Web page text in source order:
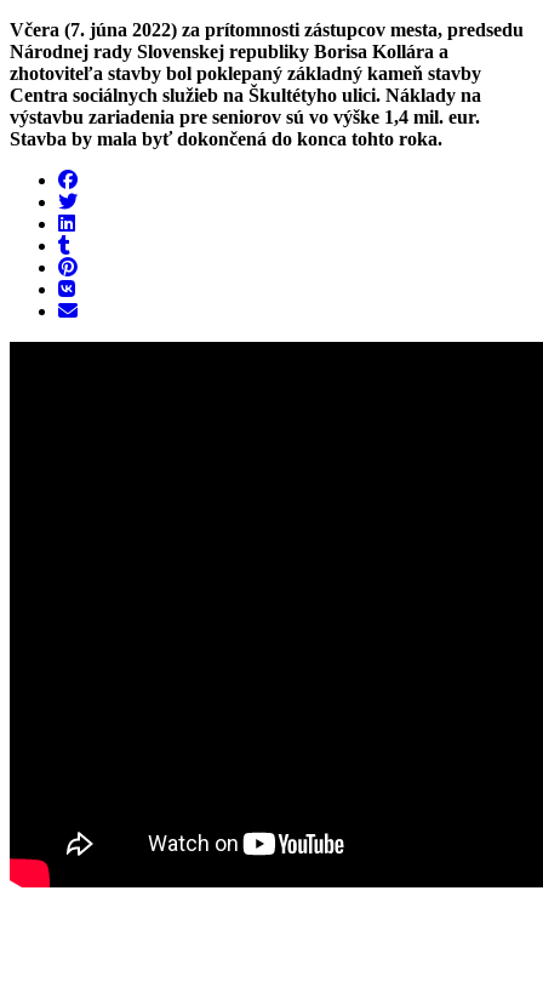
Včera (7. júna 2022) za prítomnosti zástupcov mesta, predsedu
Národnej rady Slovenskej republiky Borisa Kollára a
zhotoviteľa stavby bol poklepaný základný kameň stavby
Centra sociálnych služieb na Škultétyho ulici. Náklady na
výstavbu zariadenia pre seniorov sú vo výške 1,4 mil. eur.
Stavba by mala byť dokončená do konca tohto roka.